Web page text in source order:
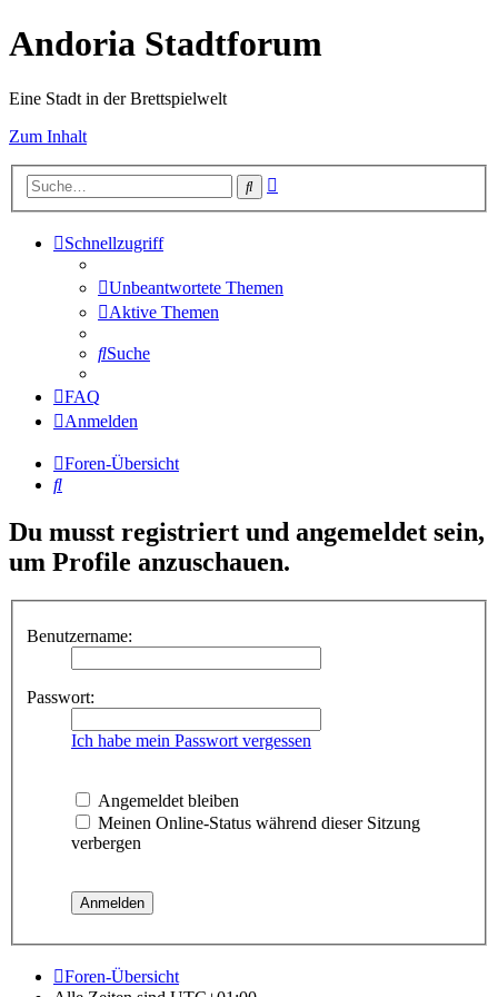
Andoria Stadtforum
Eine Stadt in der Brettspielwelt
Zum Inhalt
Suche
Schnellzugriff
Unbeantwortete Themen
Aktive Themen
Suche
FAQ
Anmelden
Foren-Übersicht
Suche
Du musst registriert und angemeldet sein,
um Profile anzuschauen.
Benutzername:
Passwort:
Ich habe mein Passwort vergessen
Angemeldet bleiben
Meinen Online-Status während dieser Sitzung
verbergen
Foren-Übersicht